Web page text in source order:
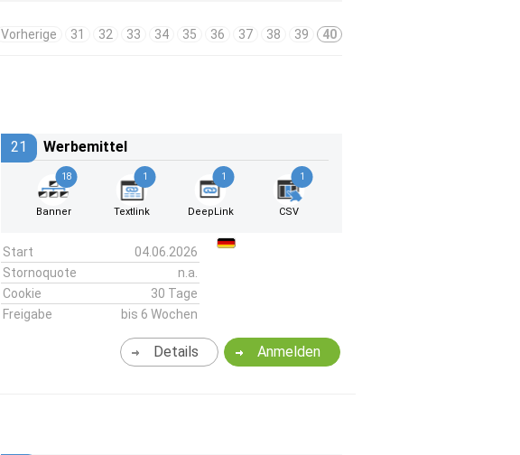
Vorherige 31 32 33 34 35 36 37 38 39 40
21 Werbemittel
18
Banner
1
Textlink
1
DeepLink
1
CSV
Start
04.06.2026
Stornoquote
n.a.
Cookie
30 Tage
Freigabe
bis 6 Wochen
Anmelden
Details